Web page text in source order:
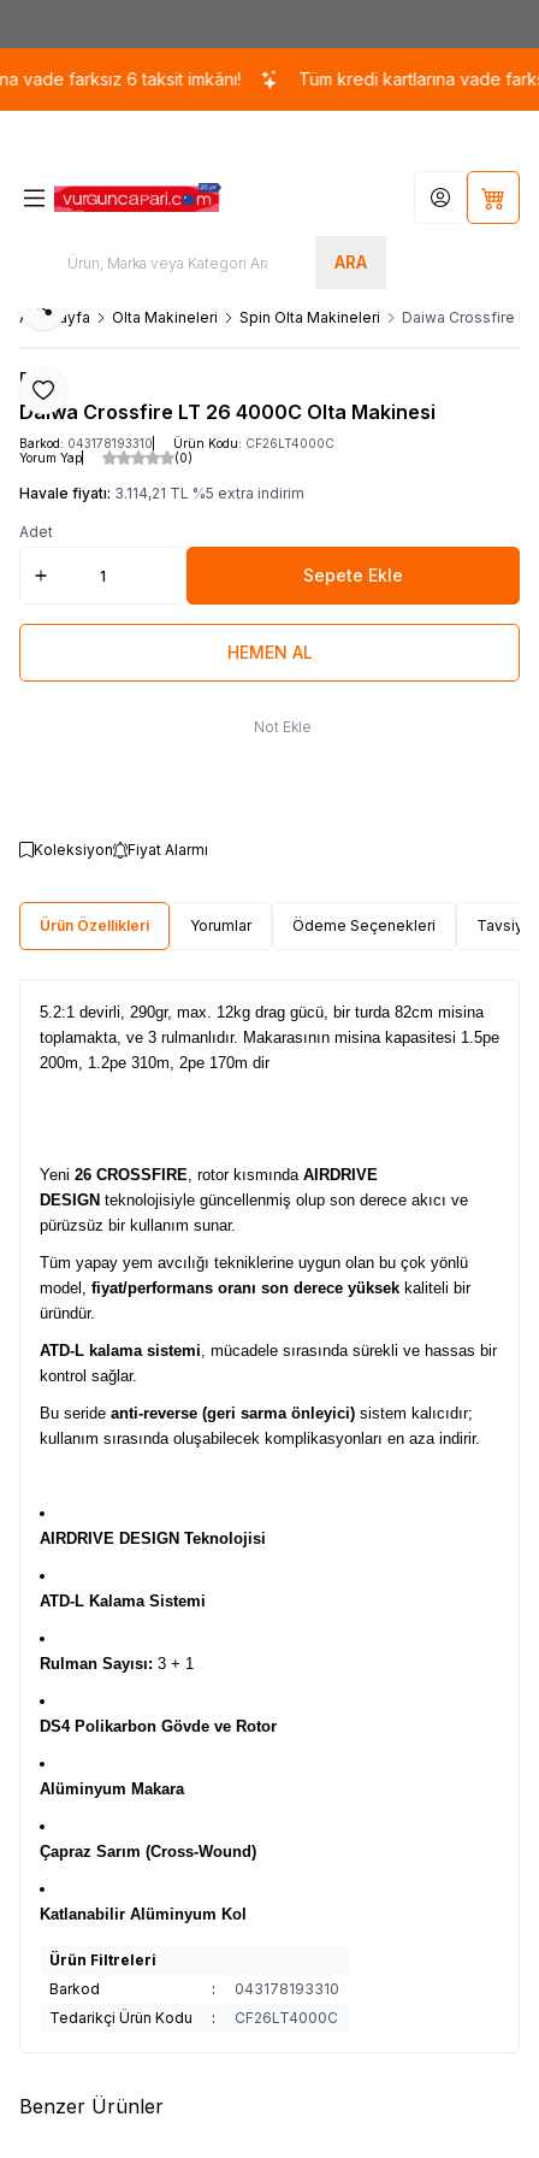
farksız 6 taksit imkânı! Tüm kredi kartlarına vade farksız
ARA
Hesabım
Ana Sayfa Olta Makineleri Spin Olta Makineleri Daiwa Crossfire
Favoriye Ekle
Paylaş
Daiwa
Daiwa Crossfire LT 26 4000C Olta Makinesi
Barkod: 043178193310 Ürün Kodu: CF26LT4000C
Yorum Yap
(0)
Havale fiyatı: 3.114,21 TL %5 extra indirim
Adet
Sepete Ekle
HEMEN AL
Not Ekle
Koleksiyon Fiyat Alarmı
Ürün Özellikleri Yorumlar Ödeme Seçenekleri Tavsiye
5.2:1 devirli, 290gr, max. 12kg drag gücü, bir turda 82cm misina
toplamakta, ve 3 rulmanlıdır. Makarasının misina kapasitesi 1.5pe
200m, 1.2pe 310m, 2pe 170m dir
Yeni 26 CROSSFIRE, rotor kısmında AIRDRIVE
DESIGN teknolojisiyle güncellenmiş olup son derece akıcı ve
pürüzsüz bir kullanım sunar.
Tüm yapay yem avcılığı tekniklerine uygun olan bu çok yönlü
model, fiyat/performans oranı son derece yüksek kaliteli bir
üründür.
ATD-L kalama sistemi, mücadele sırasında sürekli ve hassas bir
kontrol sağlar.
Bu seride anti-reverse (geri sarma önleyici) sistem kalıcıdır;
kullanım sırasında oluşabilecek komplikasyonları en aza indirir.
AIRDRIVE DESIGN Teknolojisi
ATD-L Kalama Sistemi
Rulman Sayısı: 3 + 1
DS4 Polikarbon Gövde ve Rotor
Alüminyum Makara
Çapraz Sarım (Cross-Wound)
Katlanabilir Alüminyum Kol
Ürün Filtreleri
Barkod
:
043178193310
Tedarikçi Ürün Kodu
: CF26LT4000C
Benzer Ürünler